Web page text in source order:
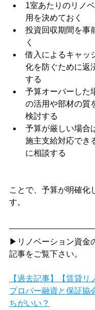
1室あたりのリノ
用を決めておく
投資回収期間を事
く
借入によるキャッ
化を防ぐために返
する
予算オーバーした
の活用や部材の質
検討する
予算が厳しい場合
施主支給対応でき
に相談する
ことで、予算が明確化
す。
▶リノベーション資金
記事をご覧下さい。
【過去記事】【賃貸リ
プロパー融資と保証協
ちがいい？